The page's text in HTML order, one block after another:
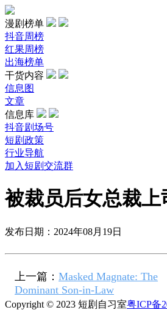
漫剧榜单
抖音周榜
红果周榜
出海榜单
干货内容
信息图
文章
信息库
抖音剧场号
短剧政策
行业导航
加入短剧交流群
被裁员后女总裁上
发布日期：2024年08月19日
上一篇： Masked Magnate: The
Dominant Son-in-Law
Copyright © 2023 短剧自习室粤ICP备